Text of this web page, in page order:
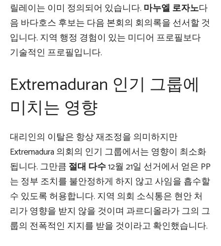
릴레이는 이미 정의되어 있습니다. 마누엘 로자노다
음 바다호스 후보는 다음 본회의 회의록을 선서할 것
입니다. 지역 행정 경험이 있는 미디어 프로필보다
기술적인 프로필입니다.
Extremaduran 인기 그룹에
미치는 영향
대리인의 이탈은 항상 재조정을 의미하지만
Extremadura 의회의 인기 그룹에서는 영향이 최소화
됩니다. 그만큼 절대 다수12월 21일 선거에서 얻은 PP
는 정부 조치를 불안정하게 하지 않고 사임을 흡수할
수 있도록 허용합니다. 지역 의회 소식통은 현안 처
리가 영향을 받지 않을 것이며 과르디올라가 그의 그
룹의 전폭적인 지지를 받을 것이라고 확인했습니다.